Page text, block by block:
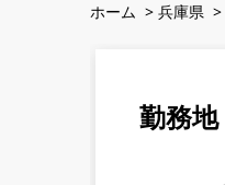
ホーム > 兵庫県 >
勤務地